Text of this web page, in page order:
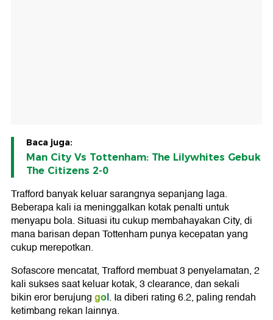
Baca juga:
Man City Vs Tottenham: The Lilywhites Gebuk
The Citizens 2-0
Trafford banyak keluar sarangnya sepanjang laga.
Beberapa kali ia meninggalkan kotak penalti untuk
menyapu bola. Situasi itu cukup membahayakan City, di
mana barisan depan Tottenham punya kecepatan yang
cukup merepotkan.
Sofascore mencatat, Trafford membuat 3 penyelamatan, 2
kali sukses saat keluar kotak, 3 clearance, dan sekali
bikin eror berujunggol. Ia diberi rating 6.2, paling rendah
ketimbang rekan lainnya.